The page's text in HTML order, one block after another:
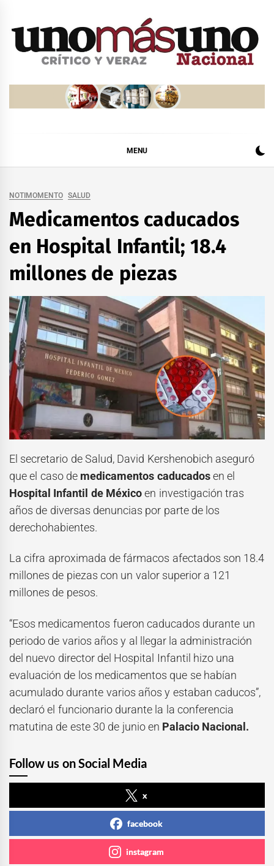
MENU
NOTIMOMENTO SALUD
Medicamentos caducados
en Hospital Infantil; 18.4
millones de piezas
El secretario de Salud, David Kershenobich aseguró
que el caso de medicamentos caducadosen el
Hospital Infantil de Méxicoen investigación tras
años de diversas denuncias por parte de los
derechohabientes.
La cifra aproximada de fármacos afectados son 18.4
millones de piezas con un valor superior a 121
millones de pesos.
“Esos medicamentos fueron caducados durante un
periodo de varios años y al llegar la administración
del nuevo director del Hospital Infantil hizo una
evaluación de los medicamentos que se habían
acumulado durante varios años y estaban caducos”,
declaró el funcionario durante la la conferencia
matutina de este 30 de junio en Palacio Nacional.
Follow us on Social Media
x
facebook
instagram